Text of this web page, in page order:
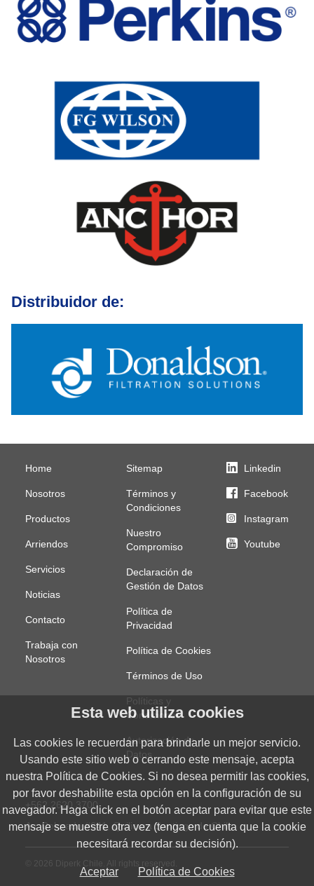
Distribuidor de:
Home
Nosotros
Productos
Arriendos
Servicios
Noticias
Contacto
Trabaja con
Nosotros
Sitemap
Términos y
Condiciones
Nuestro
Compromiso
Declaración de
Gestión de Datos
Política de
Privacidad
Política de Cookies
Términos de Uso
Políticas y
Condiciones
Autorización de
Datos
Linkedin
Facebook
Instagram
Youtube
+562 2620 3700
Av. Colorado #641, QuilicuraSantiago de Chile
© 2026 Diperk Chile. All rights reserved.
Esta web utiliza cookies
Las cookies le recuerdan para brindarle un mejor servicio.
Usando este sitio web o cerrando este mensaje, acepta
nuestra Política de Cookies. Si no desea permitir las cookies,
por favor deshabilite esta opción en la configuración de su
navegador. Haga click en el botón aceptar para evitar que este
mensaje se muestre otra vez (tenga en cuenta que la cookie
necesitará recordar su decisión).
Aceptar Política de Cookies